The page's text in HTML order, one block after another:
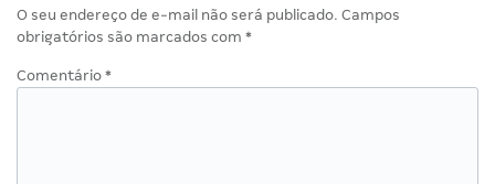
O seu endereço de e-mail não será publicado. Campos
obrigatórios são marcados com *
Comentário *